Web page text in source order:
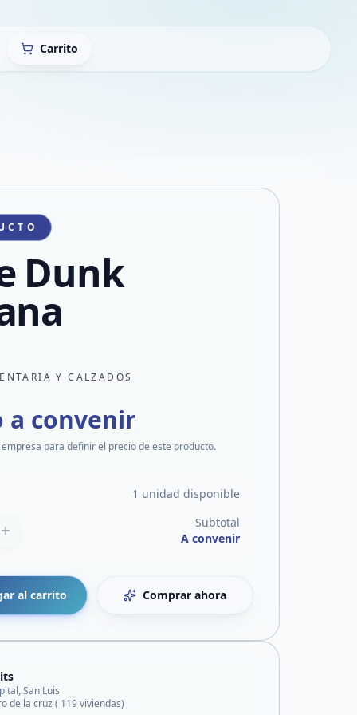
Carrito
Dunk
Y CALZADOS
a convenir
para definir el precio de este producto.
1 unidad disponible
Subtotal
A convenir
al carrito Comprar ahora
San Luis
de la cruz ( 119 viviendas)